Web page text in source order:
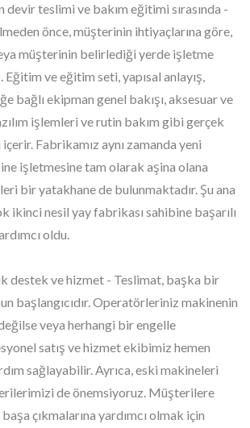
devir teslimi ve bakım eğitimi sırasında -
önce, müşterinin ihtiyaçlarına göre,
müşterinin belirlediği yerde işletme
ve eğitim seti, yapısal anlayış,
bağlı ekipman genel bakışı, aksesuar ve
işlemleri ve rutin bakım gibi gerçek
Fabrikamız aynı zamanda yeni
işletmesine tam olarak aşina olana
bir yatakhane de bulunmaktadır. Şu ana
ikinci nesil yay fabrikası sahibine başarılı
oldu.
destek ve hizmet - Teslimat, başka bir
başlangıcıdır. Operatörleriniz makinenin
veya herhangi bir engelle
satış ve hizmet ekibimiz hemen
sağlayabilir. Ayrıca, eski makineleri
de önemsiyoruz. Müşterilere
çıkmalarına yardımcı olmak için